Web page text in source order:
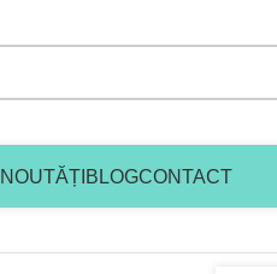
NOUTĂȚI BLOGCONTACT